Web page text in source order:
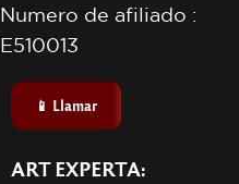
Numero de afiliado :
E510013
📱 Llamar
ART EXPERTA: